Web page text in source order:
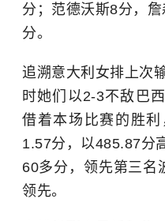
分；范德沃斯8分，
分。
追溯意大利女排上次
时她们以2-3不敌巴
借着本场比赛的胜
1.57分，以485.87分
60多分，领先第三名
领先。